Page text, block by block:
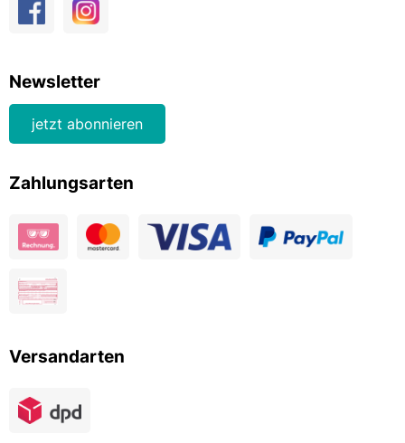
Newsletter
jetzt abonnieren
Zahlungsarten
Versandarten